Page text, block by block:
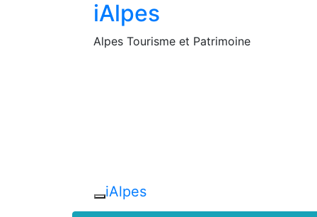
iAlpes
Alpes Tourisme et Patrimoine
iAlpes